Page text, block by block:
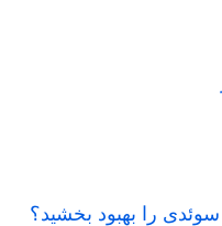
را بهبود بخشید؟